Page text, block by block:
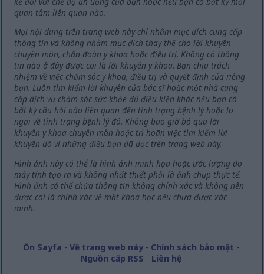
quan tâm liên quan nào.
Mọi nội dung trên trang web này chỉ nhằm mục đích cung cấp
thông tin và không nhằm mục đích thay thế cho lời khuyên
chuyên môn, chẩn đoán y khoa hoặc điều trị. Không có thông
tin nào ở đây được coi là lời khuyên y khoa. Bạn chịu trách
nhiệm về việc chăm sóc y khoa, điều trị và quyết định của riêng
bạn. Luôn tìm kiếm lời khuyên của bác sĩ hoặc một nhà cung
cấp dịch vụ chăm sóc sức khỏe đủ điều kiện khác nếu bạn có
bất kỳ câu hỏi nào liên quan đến tình trạng bệnh lý hoặc lo
ngại về tình trạng bệnh lý đó. Không bao giờ bỏ qua lời
khuyên y khoa chuyên môn hoặc trì hoãn việc tìm kiếm lời
khuyên đó vì những điều bạn đã đọc trên trang web này.
Hình ảnh này có thể là hình ảnh minh họa hoặc ước lượng do
máy tính tạo ra và không nhất thiết phải là ảnh chụp thực tế.
Hình ảnh có thể chứa thông tin không chính xác và không nên
được coi là chính xác về mặt khoa học nếu chưa được xác
minh.
Ön Sayfa - Về trang web này- Chính sách bảo mật -
Nguồn cấp RSS - Liên hệ